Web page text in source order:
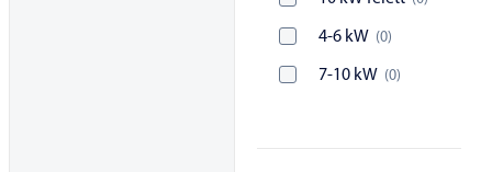
4-6 kW (0)
7-10 kW (0)